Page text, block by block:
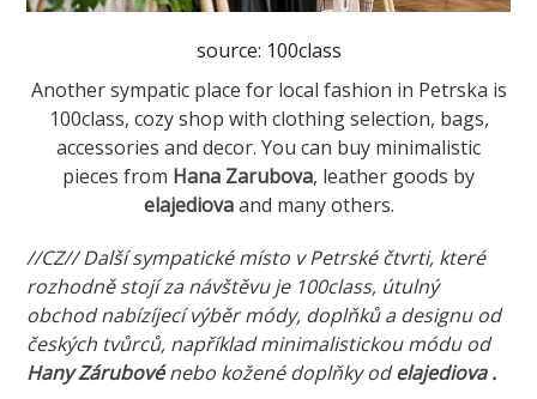
source: 100class
Another sympatic place for local fashion in Petrska is
100class, cozy shop with clothing selection, bags,
accessories and decor. You can buy minimalistic
pieces from Hana Zarubova, leather goods by
elajediova and many others.
//CZ// Další sympatické místo v Petrské čtvrti, které
rozhodně stojí za návštěvu je 100class, útulný
obchod nabízíjecí výběr módy, doplňků a designu od
českých tvůrců, například minimalistickou módu od
Hany Zárubovénebo kožené doplňky odelajediova.